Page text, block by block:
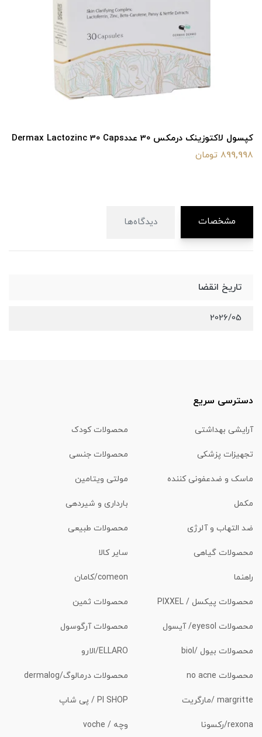
کپسول لاکتوزینک درمکس 30 عددDermax Lactozinc 30 Caps
899,998 تومان
مشخصات دیدگاه‌ها
تاریخ انقضا
2026/05
دسترسی سریع
آرایشی بهداشتی محصولات کودک
تجهیزات پزشکی محصولات جنسی
ماسک و ضدعفونی کننده مولتی ویتامین
مکمل بارداری و شیردهی
ضد التهاب و آلرژی محصولات طبیعی
محصولات گیاهی سایر کالا
راهنما comeon/کامان
محصولات پیکسل / PIXXEL محصولات ثمین
محصولات eyesol/ آیسول محصولات آرگوسول
محصولات بیول /biol ELLARO/الارو
محصولات no acne محصولات درمالوگ/dermalog
margritte /مارگریت PI SHOP / پی شاپ
rexona/رکسونا وچه / voche